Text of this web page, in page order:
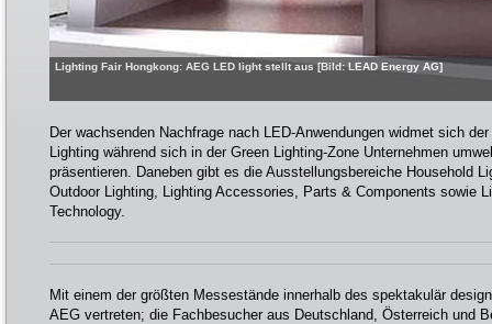
Lighting Fair Hongkong: AEG LED light stellt aus [Bild: LEAD Energy AG]
Der wachsenden Nachfrage nach LED-Anwendungen widmet sich
Lighting während sich in der Green Lighting-Zone Unternehmen
präsentieren. Daneben gibt es die Ausstellungsbereiche Household
Outdoor Lighting, Lighting Accessories, Parts & Components sowie
Technology.
Mit einem der größten Messestände innerhalb des spektakulär
AEG vertreten; die Fachbesucher aus Deutschland, Österreich und